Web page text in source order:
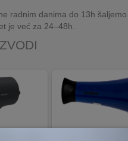
radnim danima do 13h
je već za 24–48h.